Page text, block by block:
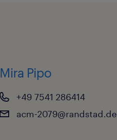
Mira Pipo
+49 7541 286414
acm-2079@randstad.de